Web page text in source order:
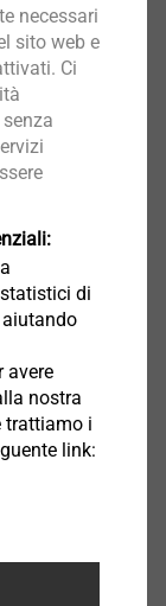
necessari
sito web e
Ci
di
avere
nostra
trattiamo i
link: